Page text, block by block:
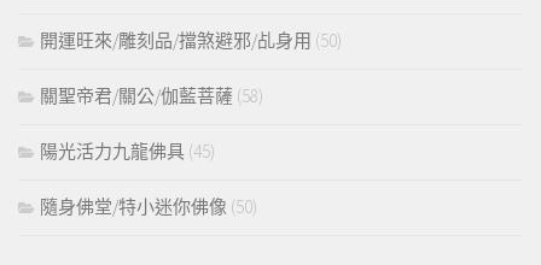
開運旺來/雕刻品/擋煞避邪/乩身用 (50)
關聖帝君/關公/伽藍菩薩 (58)
陽光活力九龍佛具 (45)
隨身佛堂/特小迷你佛像 (50)